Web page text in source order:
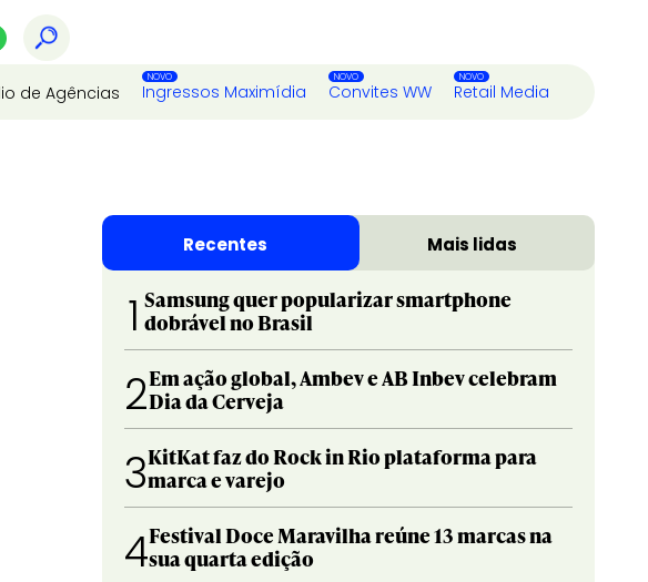
de Agências Ingressos Maximídia Convites WW Retail Media
Recentes Mais lidas
1 Samsung quer popularizar smartphone
dobrável no Brasil
2Em ação global, Ambev e AB Inbev celebram
Dia da Cerveja
3KitKat faz do Rock in Rio plataforma para
marca e varejo
4Festival Doce Maravilha reúne 13 marcas na
sua quarta edição